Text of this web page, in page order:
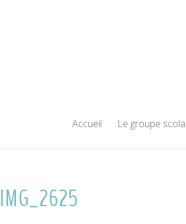
Accueil Le groupe
IMG_2625